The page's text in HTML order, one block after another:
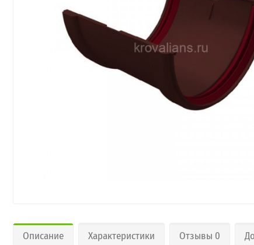
Описание Характеристики Отзывы 0